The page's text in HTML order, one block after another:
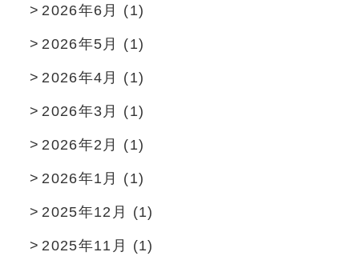
2026年6月 (1)
2026年5月 (1)
2026年4月 (1)
2026年3月 (1)
2026年2月 (1)
2026年1月 (1)
2025年12月 (1)
2025年11月 (1)